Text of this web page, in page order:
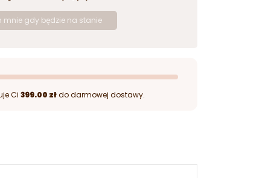
mnie gdy będzie na stanie
Ci 399.00 złdo darmowej dostawy.